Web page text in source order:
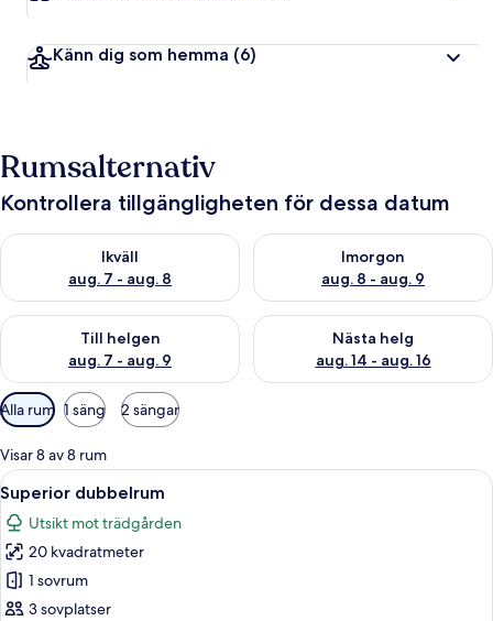
Känn dig som hemma (6)
Rumsalternativ
Kontrollera tillgängligheten för dessa datum
Ikväll
aug. 7 - aug. 8
Kontrollera tillgängligheten för ikväll aug. 7 - aug. 8
Imorgon
aug. 8 - aug. 9
Kontrollera tillgängligheten
Till helgen
aug. 7 - aug. 9
Kontrollera tillgängligheten för den här helgen aug. 7 - aug. 9
Nästa helg
aug. 14 - aug. 16
Kontrollera tillgängligheten
Tillgängliga
filter
för
rum
Alla rum 1 säng 2 sängar
Visar 8 av 8 rum
Öppna
alla
foton
för
Superior
dubbelrum
Ett hotellrum med en säng i trä, två
10
Superior dubbelrum
Utsikt mot trädgården
20 kvadratmeter
1 sovrum
3 sovplatser